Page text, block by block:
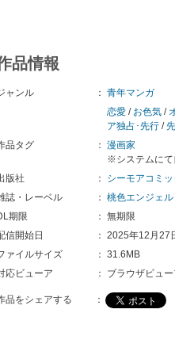
品情報
ャンル ： 青年マンガ
恋愛 / お色気 /
ア独占･先行 /
品タグ
： 漫画家
※システムにて
版社
：
シーモアコミッ
誌・レーベル
： 桃色エンジェル
期限
： 無期限
信開始日
： 2025年12月27
ァイルサイズ
： 31.6MB
応ビューア
： ブラウザビュー
品をシェアする ：